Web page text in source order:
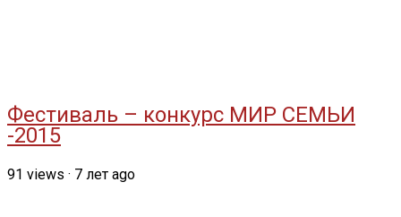
Фестиваль – конкурс МИР СЕМЬИ
-2015
91 views · 7 лет ago